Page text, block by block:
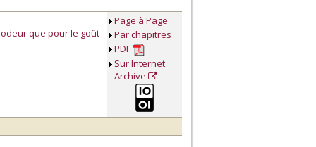
que pour le goût
Page à Page
Par chapitres
PDF
Sur Internet
Archive